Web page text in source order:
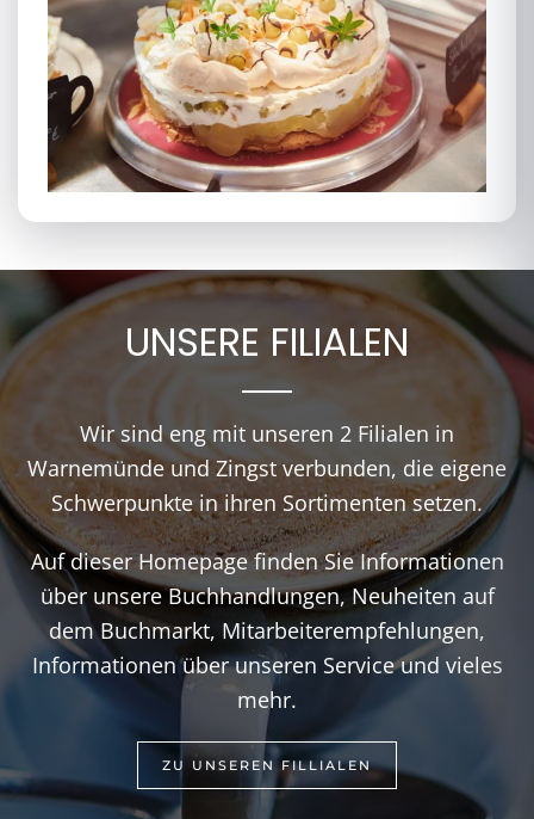
UNSERE FILIALEN
Wir sind eng mit unseren 2 Filialen in
Warnemünde und Zingst verbunden, die eigene
Schwerpunkte in ihren Sortimenten setzen.
Auf dieser Homepage finden Sie Informationen
über unsere Buchhandlungen, Neuheiten auf
dem Buchmarkt, Mitarbeiterempfehlungen,
Informationen über unseren Service und vieles
mehr.
ZU UNSEREN FILLIALEN